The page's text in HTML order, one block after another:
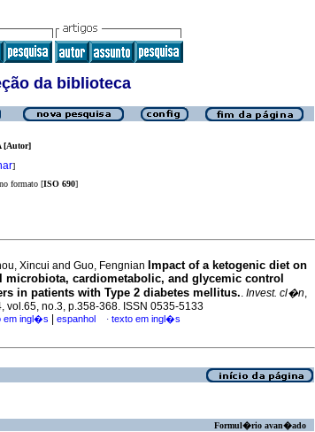
da biblioteca
[Autor]
]
formato [ISO 690]
Xincui and Guo, Fengnian Impact of a ketogenic diet on
microbiota, cardiometabolic, and glycemic control
in patients with Type 2 diabetes mellitus.. Invest. cl�n,
vol.65, no.3, p.358-368. ISSN 0535-5133
em ingl�s espanhol · texto em ingl�s
Formul�rio avan�ado